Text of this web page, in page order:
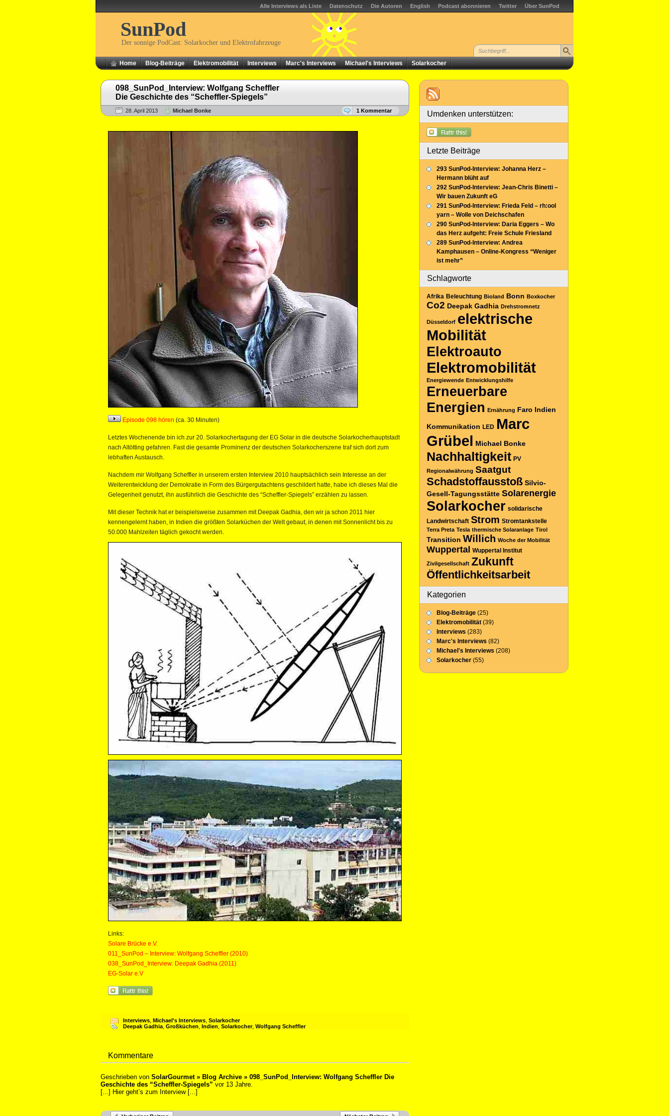
Alle Interviews als Liste Datenschutz Die Autoren English Podcast abonnieren Twitter Über SunPod
SunPod
Der sonnige PodCast: Solarkocher und Elektrofahrzeuge
Home Blog-Beiträge Elektromobilität Interviews Marc's Interviews Michael's Interviews Solarkocher
098_SunPod_Interview: Wolfgang Scheffler
Die Geschichte des “Scheffler-Spiegels”
28. April 2013 Michael Bonke 1 Kommentar
Episode 098 hören (ca. 30 Minuten)
Letztes Wochenende bin ich zur 20. Solarkochertagung der EG Solar in die deutsche Solarkocherhauptstadt
nach Altötting gefahren. Fast die gesamte Prominenz der deutschen Solarkocherszene traf sich dort zum
lebhaften Austausch.
Nachdem mir Wolfgang Scheffler in unserem ersten Interview 2010 hauptsächlich sein Interesse an der
Weiterentwicklung der Demokratie in Form des Bürgergutachtens geschildert hatte, habe ich dieses Mal die
Gelegenheit genutzt, ihn ausführlich die Geschichte des “Scheffler-Spiegels” erzählen zu lassen.
Mit dieser Technik hat er beispielsweise zusammen mit Deepak Gadhia, den wir ja schon 2011 hier
kennengelernt haben, in Indien die größten Solarküchen der Welt gebaut, in denen mit Sonnenlicht bis zu
50.000 Mahlzeiten täglich gekocht werden.
Links:
Solare Brücke e.V.
011_SunPod – Interview: Wolfgang Scheffler (2010)
038_SunPod_Interview: Deepak Gadhia (2011)
EG-Solar e.V
Interviews Michael's Interviews Solarkocher
Deepak Gadhia Großküchen Indien Solarkocher, Wolfgang Scheffler
Kommentare
Geschrieben von SolarGourmet » Blog Archive » 098_SunPod_Interview: Wolfgang Scheffler Die
Geschichte des “Scheffler-Spiegels” vor 13 Jahre.
[...] Hier geht’s zum Interview [...]
Umdenken unterstützen:
Letzte Beiträge
293 SunPod-Interview: Johanna Herz –
Hermann blüht auf
292 SunPod-Interview: Jean-Chris Binetti –
Wir bauen Zukunft eG
291 SunPod-Interview: Frieda Feld – rh:ool
yarn – Wolle von Deichschafen
290 SunPod-Interview: Daria Eggers – Wo
das Herz aufgeht: Freie Schule Friesland
289 SunPod-Interview: Andrea
Kamphausen – Online-Kongress “Weniger
ist mehr”
Schlagworte
Afrika Beleuchtung Bioland Bonn Boxkocher
Co2 Deepak Gadhia Drehstromnetz
Düsseldorf elektrische
Mobilität
Elektroauto
Elektromobilität
Energiewende Entwicklungshilfe
Erneuerbare
Energien Ernährung Faro Indien
Kommunikation LED Marc
Grübel Michael Bonke
Nachhaltigkeit PV
Regionalwährung Saatgut
Schadstoffausstoß Silvio-
Gesell-Tagungsstätte Solarenergie
Solarkocher solidarische
Landwirtschaft Strom Stromtankstelle
Terra Preta Tesla thermische Solaranlage Tirol
Transition Willich Woche der Mobilität
Wuppertal Wuppertal Institut
Zivilgesellschaft Zukunft
Öffentlichkeitsarbeit
Kategorien
Blog-Beiträge (25)
Elektromobilität (39)
Interviews (283)
Marc's Interviews (82)
Michael's Interviews (208)
Solarkocher (55)